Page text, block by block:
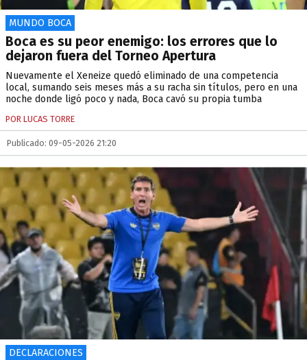
MUNDO BOCA
Boca es su peor enemigo: los errores que lo
dejaron fuera del Torneo Apertura
Nuevamente el Xeneize quedó eliminado de una competencia
local, sumando seis meses más a su racha sin títulos, pero en una
noche donde ligó poco y nada, Boca cavó su propia tumba
POR LUCAS TORRE
Publicado: 09-05-2026 21:20
DECLARACIONES